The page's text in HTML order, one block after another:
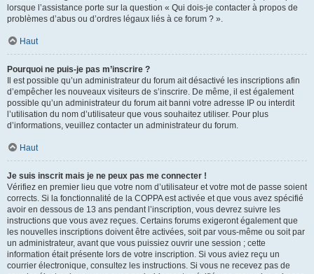
lorsque l’assistance porte sur la question « Qui dois-je contacter à propos de
problèmes d’abus ou d’ordres légaux liés à ce forum ? ».
Haut
Pourquoi ne puis-je pas m’inscrire ?
Il est possible qu’un administrateur du forum ait désactivé les inscriptions afin
d’empêcher les nouveaux visiteurs de s’inscrire. De même, il est également
possible qu’un administrateur du forum ait banni votre adresse IP ou interdit
l’utilisation du nom d’utilisateur que vous souhaitez utiliser. Pour plus
d’informations, veuillez contacter un administrateur du forum.
Haut
Je suis inscrit mais je ne peux pas me connecter !
Vérifiez en premier lieu que votre nom d’utilisateur et votre mot de passe soient
corrects. Si la fonctionnalité de la COPPA est activée et que vous avez spécifié
avoir en dessous de 13 ans pendant l’inscription, vous devrez suivre les
instructions que vous avez reçues. Certains forums exigeront également que
les nouvelles inscriptions doivent être activées, soit par vous-même ou soit par
un administrateur, avant que vous puissiez ouvrir une session ; cette
information était présente lors de votre inscription. Si vous aviez reçu un
courrier électronique, consultez les instructions. Si vous ne recevez pas de